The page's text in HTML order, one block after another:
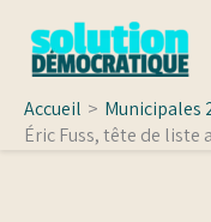
contenu
Accueil
Municipales
Éric Fuss, tête de liste